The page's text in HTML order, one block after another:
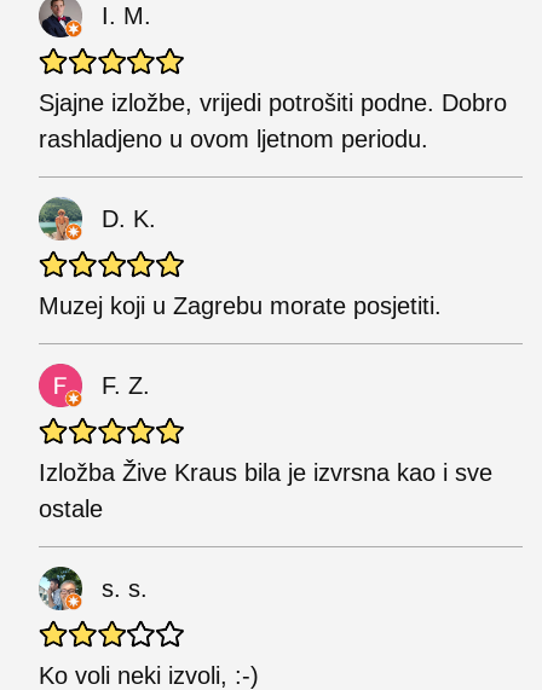
I. M.
Sjajne izložbe, vrijedi potrošiti podne. Dobro
rashladjeno u ovom ljetnom periodu.
D. K.
Muzej koji u Zagrebu morate posjetiti.
F. Z.
Izložba Žive Kraus bila je izvrsna kao i sve
ostale
s. s.
Ko voli neki izvoli, :-)